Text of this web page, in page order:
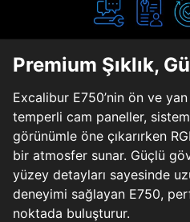
Premium Şıklık,
Excalibur E750’nin ön ve
temperli cam paneller,
görünümle öne çıkarırken
bir atmosfer sunar. Güçlü
yüzey detayları sayesinde
deneyimi sağlayan E750,
noktada buluşturur.